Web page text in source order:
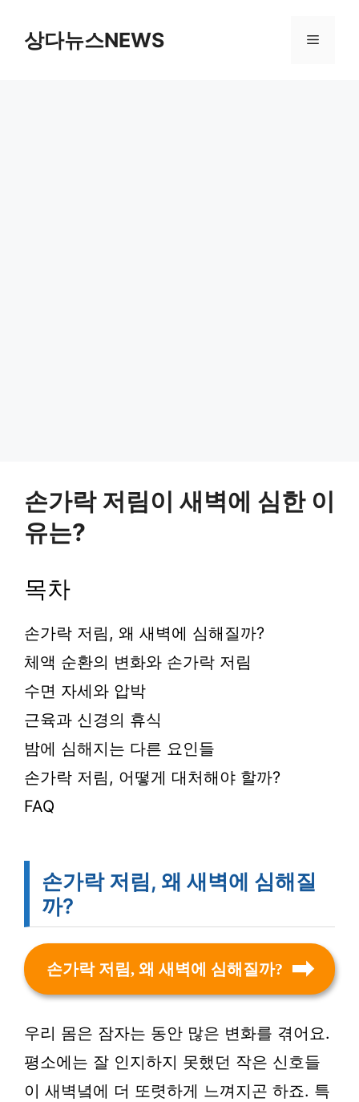
상다뉴스NEWS 메
손가락 저림이 새벽에 심한 이
유는?
목차
손가락 저림, 왜 새벽에 심해질까?
체액 순환의 변화와 손가락 저림
수면 자세와 압박
근육과 신경의 휴식
밤에 심해지는 다른 요인들
손가락 저림, 어떻게 대처해야 할까?
FAQ
손가락 저림, 왜 새벽에 심해질
까?
손가락 저림, 왜 새벽에 심해질까?
우리 몸은 잠자는 동안 많은 변화를 겪어요.
평소에는 잘 인지하지 못했던 작은 신호들
이 새벽녘에 더 또렷하게 느껴지곤 하죠. 특